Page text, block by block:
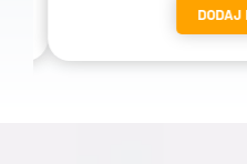
DODAJ